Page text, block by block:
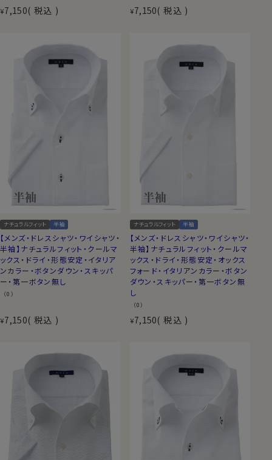
¥7,150 税込 ¥7,150 税込
ナチュラルフィット 半袖
【メンズ・ドレスシャツ・ワイシャツ・
半袖】ナチュラルフィット・クールマ
ックス・ドライ・形態安定・イタリア
ンカラー・ボタンダウン・スキッパ
ー・第一ボタン無し
（0）
¥7,150 税込
ナチュラルフィット 半袖
【メンズ・ドレスシャツ・ワイシャツ・
半袖】ナチュラルフィット・クールマ
ックス・ドライ・形態安定・オックス
フォード・イタリアンカラー・ボタン
ダウン・スキッパー・第一ボタン無
し
（0）
¥7,150 税込